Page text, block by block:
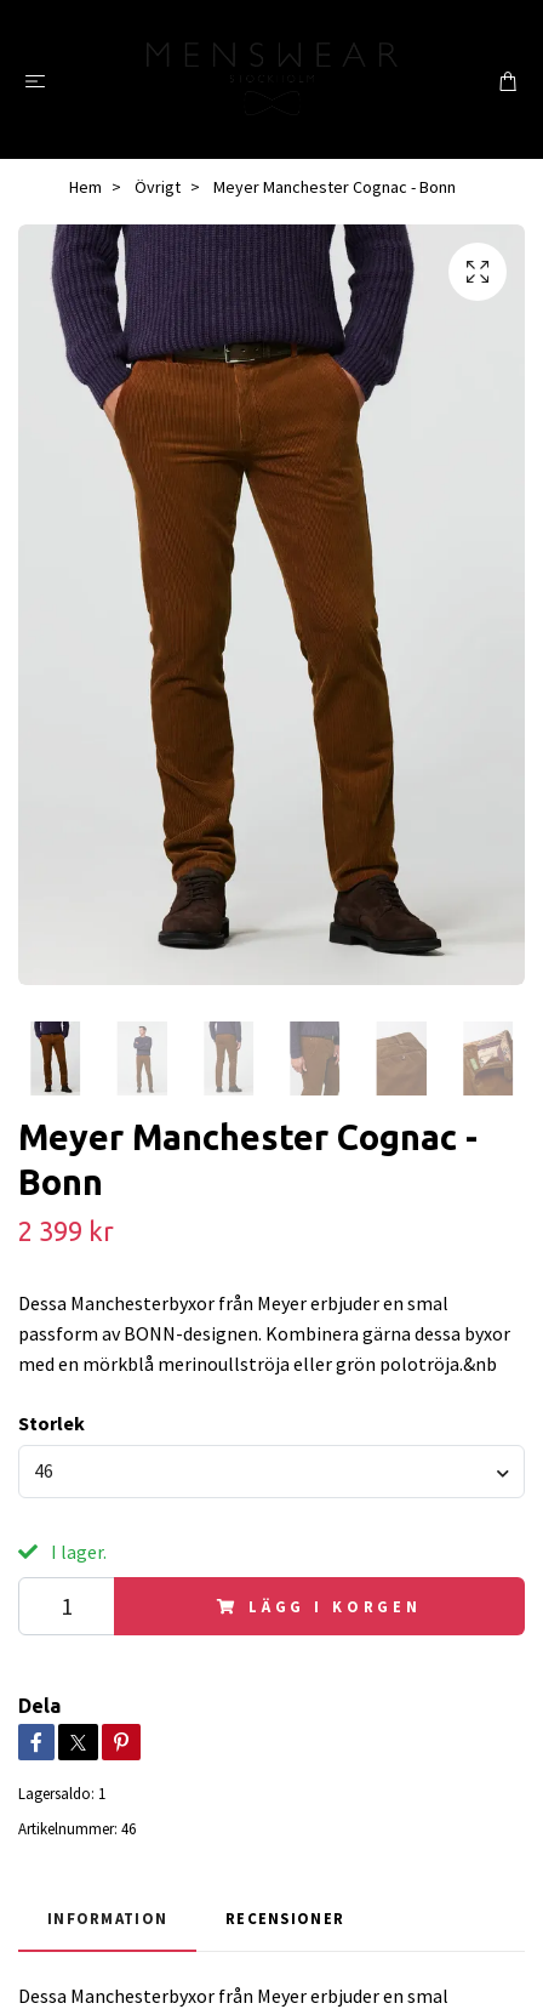
Hem Övrigt Meyer Manchester Cognac - Bonn
Meyer Manchester Cognac -
Bonn
2 399 kr
Dessa Manchesterbyxor från Meyer erbjuder en smal
passform av BONN-designen. Kombinera gärna dessa byxor
med en mörkblå merinoullströja eller grön polotröja.&nb
Storlek
46
I lager.
LÄGG I KORGEN
Dela
Lagersaldo: 1
Artikelnummer: 46
INFORMATION RECENSIONER
Dessa Manchesterbyxor från Meyer erbjuder en smal